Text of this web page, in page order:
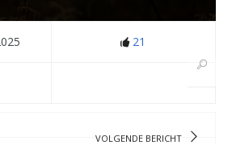
21
VOLGENDE BERICHT